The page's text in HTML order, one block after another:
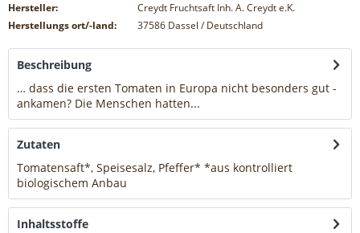
Hersteller:
Creydt Fruchtsaft Inh. A. Creydt e.K.
Herstellungs ort/-land:
37586 Dassel / Deutschland
Beschreibung
… dass die ersten Tomaten in Europa nicht besonders gut ­
ankamen? Die Menschen hatten...
Zutaten
Tomatensaft*, Speisesalz, Pfeffer* *aus kontrolliert
biologischem Anbau
Inhaltsstoffe